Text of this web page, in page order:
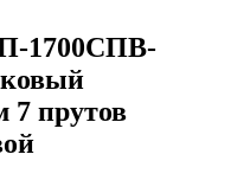
1700СПВ-
7 прутов